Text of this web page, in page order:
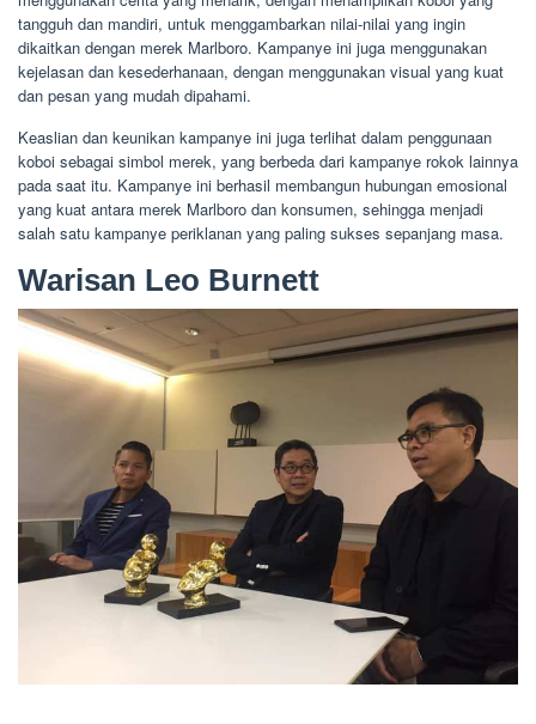
tangguh dan mandiri, untuk menggambarkan nilai-nilai yang ingin
dikaitkan dengan merek Marlboro. Kampanye ini juga menggunakan
kejelasan dan kesederhanaan, dengan menggunakan visual yang kuat
dan pesan yang mudah dipahami.
Keaslian dan keunikan kampanye ini juga terlihat dalam penggunaan
koboi sebagai simbol merek, yang berbeda dari kampanye rokok lainnya
pada saat itu. Kampanye ini berhasil membangun hubungan emosional
yang kuat antara merek Marlboro dan konsumen, sehingga menjadi
salah satu kampanye periklanan yang paling sukses sepanjang masa.
Warisan Leo Burnett